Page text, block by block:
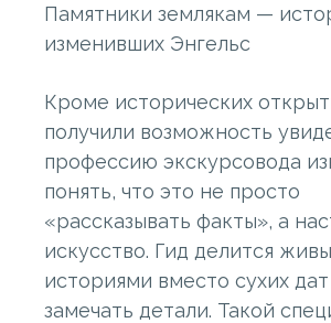
Памятники землякам —
изменивших Энгельс
Кроме исторических
получили возможность
профессию экскурсовода
понять, что это не просто
«рассказывать факты», а
искусство. Гид делится
историями вместо сухих
замечать детали. Такой